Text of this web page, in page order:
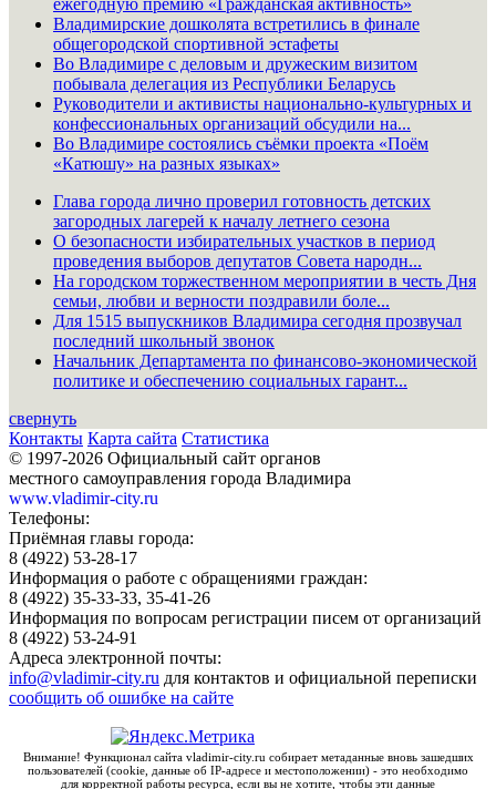
ежегодную премию «Гражданская активность»
Владимирские дошколята встретились в финале
общегородской спортивной эстафеты
Во Владимире с деловым и дружеским визитом
побывала делегация из Республики Беларусь
Руководители и активисты национально-культурных и
конфессиональных организаций обсудили на...
Во Владимире состоялись съёмки проекта «Поём
«Катюшу» на разных языках»
Глава города лично проверил готовность детских
загородных лагерей к началу летнего сезона
О безопасности избирательных участков в период
проведения выборов депутатов Совета народн...
На городском торжественном мероприятии в честь Дня
семьи, любви и верности поздравили боле...
Для 1515 выпускников Владимира сегодня прозвучал
последний школьный звонок
Начальник Департамента по финансово-экономической
политике и обеспечению социальных гарант...
свернуть
Контакты Карта сайта Статистика
© 1997-2026 Официальный сайт органов
местного самоуправления города Владимира
www.vladimir-city.ru
Телефоны:
Приёмная главы города:
8 (4922) 53-28-17
Информация о работе с обращениями граждан:
8 (4922) 35-33-33, 35-41-26
Информация по вопросам регистрации писем от организаций
8 (4922) 53-24-91
Адреса электронной почты:
info@vladimir-city.ru для контактов и официальной переписки
сообщить об ошибке на сайте
Внимание! Функционал сайта vladimir-city.ru собирает метаданные вновь зашедших
пользователей (cookie, данные об IP-адресе и местоположении) - это необходимо
для корректной работы ресурса, если вы не хотите, чтобы эти данные